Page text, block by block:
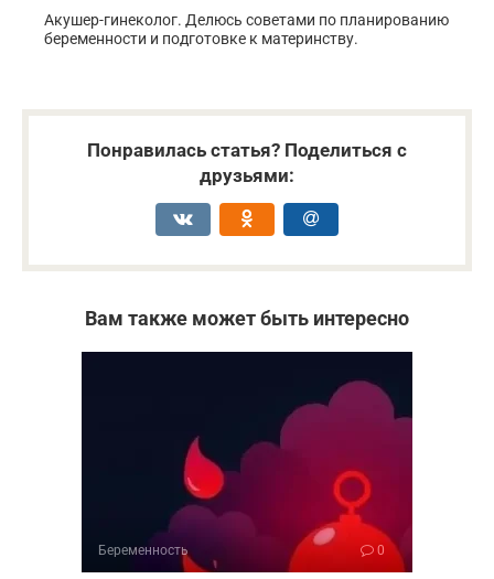
Акушер-гинеколог. Делюсь советами по планированию
беременности и подготовке к материнству.
Понравилась статья? Поделиться с
друзьями:
Вам также может быть интересно
Беременность 0